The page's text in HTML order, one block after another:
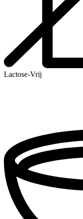
Lactose-Vrij